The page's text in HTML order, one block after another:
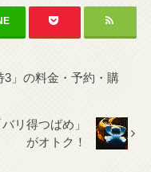
3」の料金・予約・購
リ得つばめ」
がオトク！